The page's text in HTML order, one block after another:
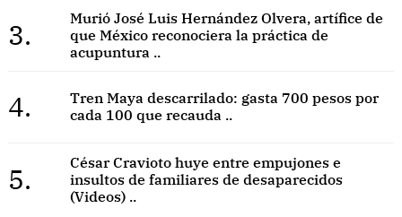
3.
Murió José Luis Hernández Olvera, artífice de
que México reconociera la práctica de
acupuntura ..
4.
Tren Maya descarrilado: gasta 700 pesos por
cada 100 que recauda ..
5.
César Cravioto huye entre empujones e
insultos de familiares de desaparecidos
(Videos) ..